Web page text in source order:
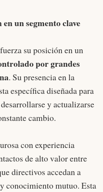
un segmento clave
su posición en un
por grandes
. Su presencia en la
específica diseñada para
y actualizarse
cambio.
con experiencia
de alto valor entre
directivos accedan a
conocimiento mutuo. Esta